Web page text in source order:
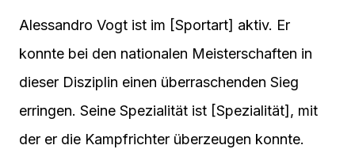
Alessandro Vogt ist im [Sportart] aktiv. Er
konnte bei den nationalen Meisterschaften in
dieser Disziplin einen überraschenden Sieg
erringen. Seine Spezialität ist [Spezialität], mit
der er die Kampfrichter überzeugen konnte.